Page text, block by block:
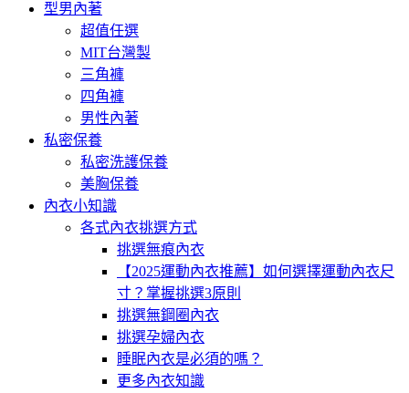
型男內著
超值任選
MIT台灣製
三角褲
四角褲
男性內著
私密保養
私密洗護保養
美胸保養
內衣小知識
各式內衣挑選方式
挑選無痕內衣
【2025運動內衣推薦】如何選擇運動內衣尺
寸？掌握挑選3原則
挑選無鋼圈內衣
挑選孕婦內衣
睡眠內衣是必須的嗎？
更多內衣知識